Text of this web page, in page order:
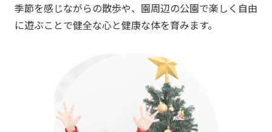
季節を感じながらの散歩や、園周辺の公園で楽しく自由
に遊ぶことで健全な心と健康な体を育みます。